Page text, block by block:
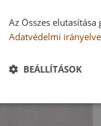
Az Összes
Adatvédelmi
BEÁLLÍTÁSOK